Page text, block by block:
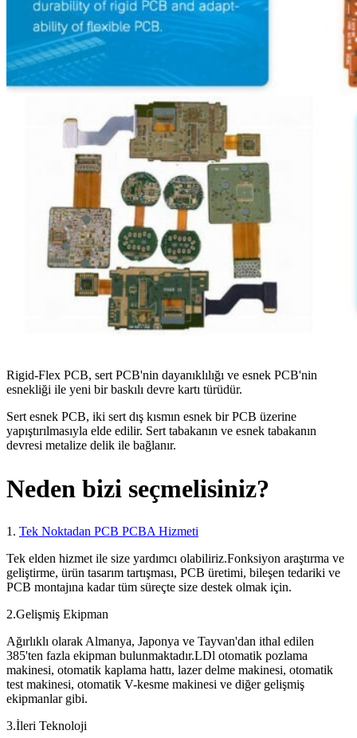
Rigid-Flex PCB, sert PCB'nin dayanıklılığı ve esnek PCB'nin
esnekliği ile yeni bir baskılı devre kartı türüdür.
Sert esnek PCB, iki sert dış kısmın esnek bir PCB üzerine
yapıştırılmasıyla elde edilir. Sert tabakanın ve esnek tabakanın
devresi metalize delik ile bağlanır.
Neden bizi seçmelisiniz?
1. Tek Noktadan PCB PCBA Hizmeti
Tek elden hizmet ile size yardımcı olabiliriz.Fonksiyon araştırma ve
geliştirme, ürün tasarım tartışması, PCB üretimi, bileşen tedariki ve
PCB montajına kadar tüm süreçte size destek olmak için.
2.Gelişmiş Ekipman
Ağırlıklı olarak Almanya, Japonya ve Tayvan'dan ithal edilen
385'ten fazla ekipman bulunmaktadır.LDl otomatik pozlama
makinesi, otomatik kaplama hattı, lazer delme makinesi, otomatik
test makinesi, otomatik V-kesme makinesi ve diğer gelişmiş
ekipmanlar gibi.
3.İleri Teknoloji